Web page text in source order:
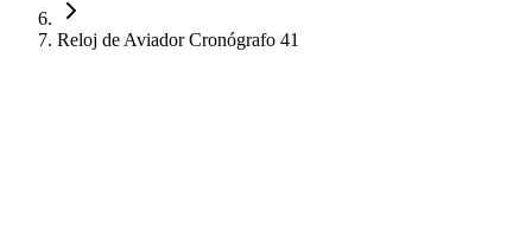
Reloj de Aviador Cronógrafo 41